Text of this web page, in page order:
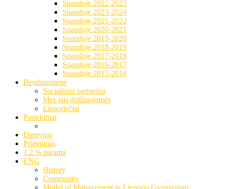
Spaudoje 2022-2023
Spaudoje 2023-2024
Spaudoje 2021-2022
Spaudoje 2020-2021
Spaudoje 2019-2020
Spaudoje 2018-2019
Spaudoje 2017-2018
Spaudoje 2016-2017
Spaudoje 2015-2016
Bendruomenė
Socialiniai partneriai
Mes jais didžiuojamės
Lieporiečiai
Pasiekimai
Dienynas
Priėmimas
1.2 % parama
ENG
History
Community
Model of Management in Lieporiu Gymnasium